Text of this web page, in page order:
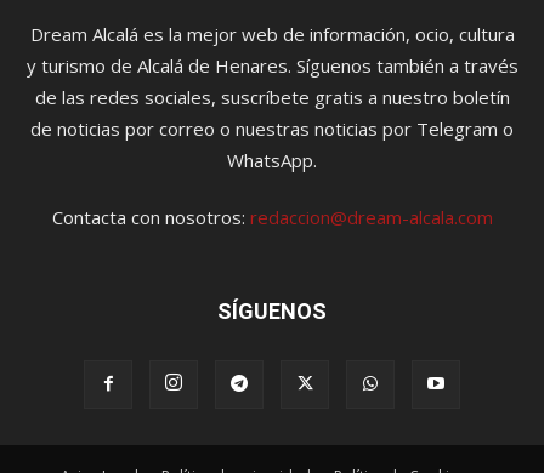
Dream Alcalá es la mejor web de información, ocio, cultura
y turismo de Alcalá de Henares. Síguenos también a través
de las redes sociales, suscríbete gratis a nuestro boletín
de noticias por correo o nuestras noticias por Telegram o
WhatsApp.
Contacta con nosotros: redaccion@dream-alcala.com
SÍGUENOS